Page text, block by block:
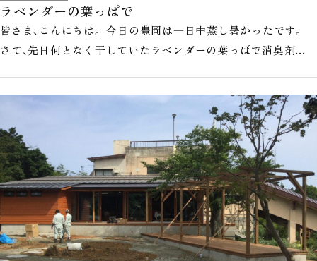
ラベンダーの葉っぱで
皆さま、こんにちは。 今日の豊岡は一日中蒸し暑かったです。
さて、先日何となく干していたラベンダーの葉っぱで消臭剤を